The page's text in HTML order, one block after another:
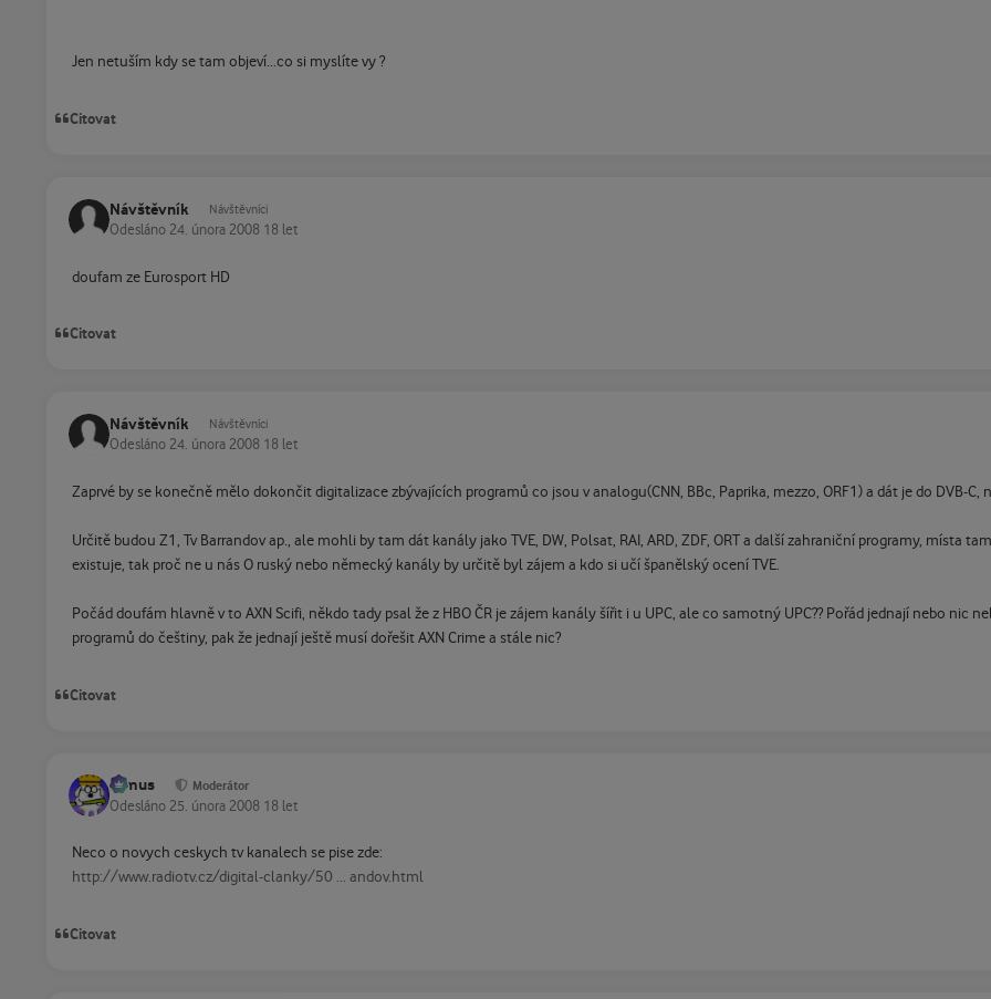
Jen netuším kdy se tam objeví...co si myslíte vy ?
Citovat
Návštěvník Návštěvníci
Odesláno 24. února 2008 18 let
doufam ze Eurosport HD
Citovat
Návštěvník Návštěvníci
Odesláno 24. února 2008 18 let
Zaprvé by se konečně mělo dokončit digitalizace zbývajících programů co jsou v analogu(CNN, BBc, Paprika, mezzo, ORF1) a dát je do DVB-
Určitě budou Z1, Tv Barrandov ap., ale mohli by tam dát kanály jako TVE, DW, Polsat, RAI, ARD, ZDF, ORT a další zahraniční programy, místa
existuje, tak proč ne u nás O ruský nebo německý kanály by určitě byl zájem a kdo si učí španělský ocení TVE.
Počád doufám hlavně v to AXN Scifi, někdo tady psal že z HBO ČR je zájem kanály šířit i u UPC, ale co samotný UPC?? Pořád jednají nebo nic
programů do češtiny, pak že jednají ještě musí dořešit AXN Crime a stále nic?
Citovat
tomus Moderátor
Odesláno 25. února 2008 18 let
Neco o novych ceskych tv kanalech se pise zde:
http://www.radiotv.cz/digital-clanky/50 ... andov.html
Citovat